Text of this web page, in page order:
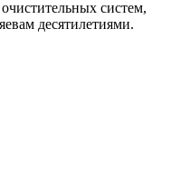
систем,
десятилетиями.